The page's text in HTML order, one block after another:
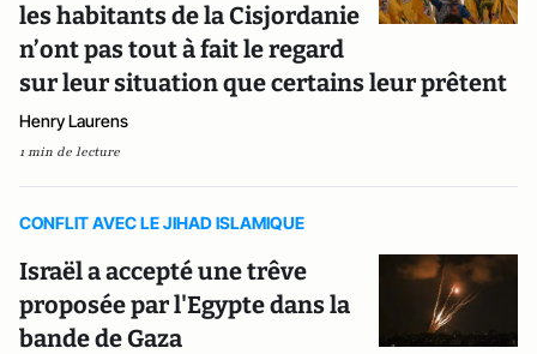
les habitants de la Cisjordanie
n’ont pas tout à fait le regard
sur leur situation que certains leur prêtent
Henry Laurens
1 min de lecture
CONFLIT AVEC LE JIHAD ISLAMIQUE
Israël a accepté une trêve
proposée par l'Egypte dans la
bande de Gaza